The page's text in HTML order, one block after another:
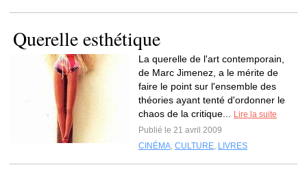
Querelle esthétique
La querelle de l'art contemporain,
de Marc Jimenez, a le mérite de
faire le point sur l'ensemble des
théories ayant tenté d'ordonner le
chaos de la critique...
Lire la suite
Publié le 21 avril 2009
CINÉMA, CULTURE, LIVRES